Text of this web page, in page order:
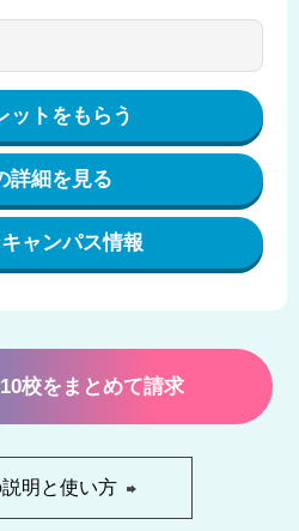
ットをもらう
詳細を見る
ャンパス情報
校をまとめて請求
明と使い方